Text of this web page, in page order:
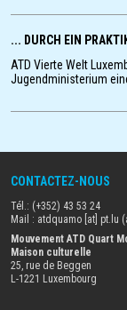
... DURCH EIN
ATD Vierte Welt
Jugendministerium
CONTACTEZ-NOUS
Tél.: (+352) 43 53 24
Mail : atdquamo [at] pt lu
Mouvement ATD Quart
Maison culturelle
25, rue de Beggen
L-1221 Luxembourg